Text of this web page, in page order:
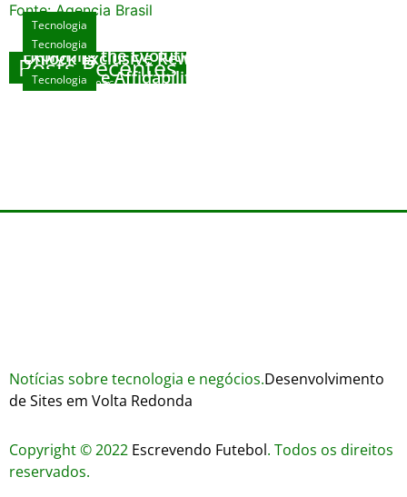
Fonte: Agencia Brasil
Posts Recentes
Tecnologia
Exploring the Evolution of Online Slot Games
agosto 7, 2026
Tecnologia
Unlock Exclusive Rewards at The Big Dog
House
Tecnologia
Sicurezza e Affidabilità di Mr Nulls Wicked
Wares
Tecnologia
Notícias sobre tecnologia e negócios.Desenvolvimento
de Sites em Volta Redonda
Copyright © 2022 Escrevendo Futebol. Todos os direitos
reservados.